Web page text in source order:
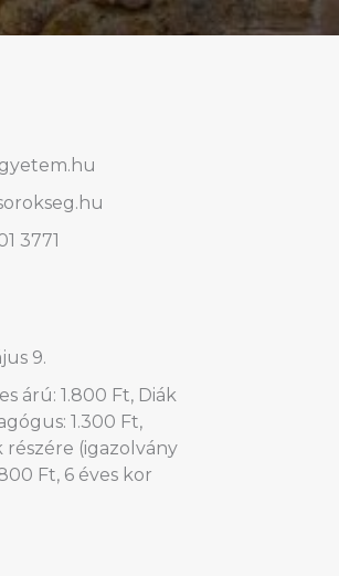
3771
9.
árú: 1.800 Ft, Diák
1.300 Ft,
(igazolvány
Ft, 6 éves kor